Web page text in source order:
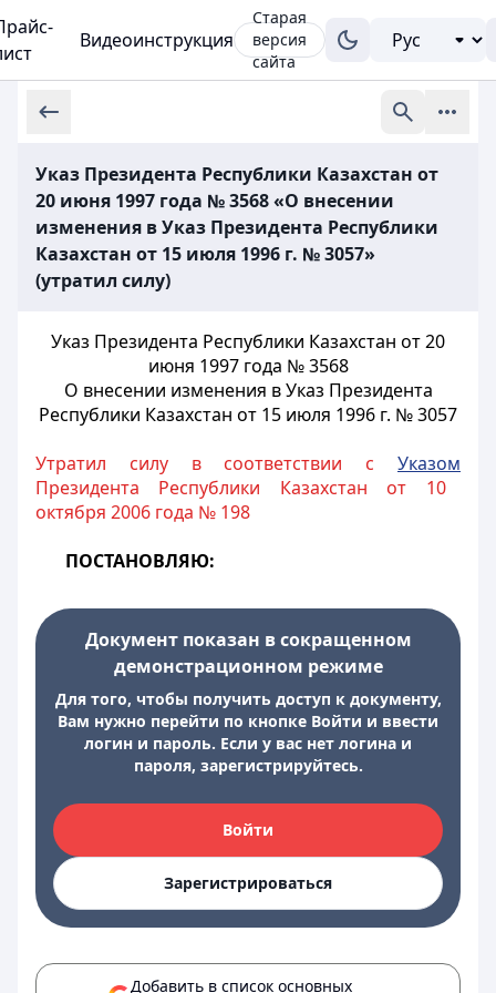
Видеоинструкция
Старая
версия
сайта
Указ Президента Республики Казахстан от
20 июня 1997 года № 3568 «О внесении
изменения в Указ Президента Республики
Казахстан от 15 июля 1996 г. № 3057»
(утратил силу)
Указ Президента Республики Казахстан от 20
июня 1997 года № 3568
О внесении изменения в Указ Президента
Республики Казахстан от 15 июля 1996 г. № 3057
Утратил силу в соответствии с Указом
Президента Республики Казахстан от 10
октября 2006 года № 198
ПОСТАНОВЛЯЮ:
Документ показан в сокращенном
демонстрационном режиме
Для того, чтобы получить доступ к документу,
Вам нужно перейти по кнопке Войти и ввести
логин и пароль. Если у вас нет логина и
пароля, зарегистрируйтесь.
Войти
Зарегистрироваться
Добавить в список основных